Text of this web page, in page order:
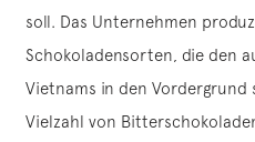
soll. Das Unternehmen
Schokoladensorten, die den
Vietnams in den
Vielzahl von